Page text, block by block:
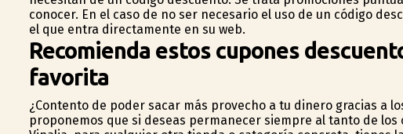
conocer. En el caso de no ser necesario el uso de un código
el que entra directamente en su web.
Recomienda estos cupones
favorita
¿Contento de poder sacar más provecho a tu dinero gracias a
proponemos que si deseas permanecer siempre al tanto de